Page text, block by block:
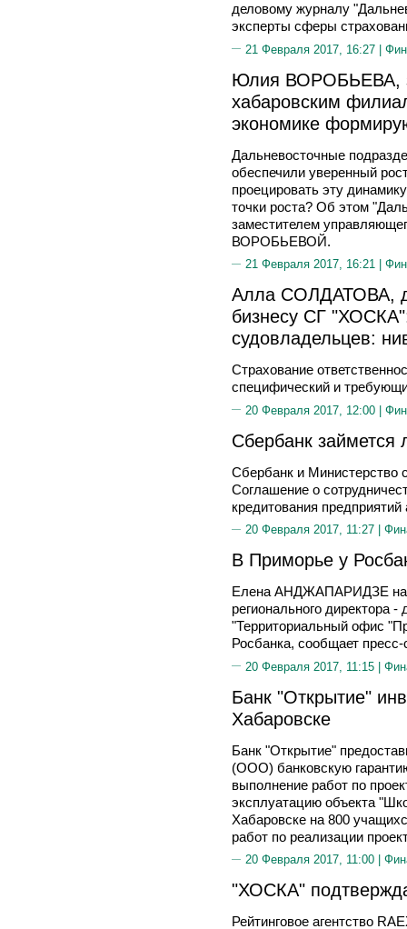
деловому журналу
эксперты сферы
21 Февраля 2017, 16:27 |
Юлия ВОРОБЬЕВА,
хабаровским
экономике
Дальневосточные
обеспечили уверенный
проецировать эту
точки роста? Об этом
заместителем
ВОРОБЬЕВОЙ.
21 Февраля 2017, 16:21 |
Алла СОЛДАТОВА,
бизнесу СГ
судовладельцев:
Страхование
специфический и
20 Февраля 2017, 12:00 |
Сбербанк займется
Сбербанк и Министерство
Соглашение о
кредитования
20 Февраля 2017, 11:27 |
В Приморье у
Елена АНДЖАПАРИДЗЕ
регионального директора
"Территориальный офис
Росбанка, сообщает
20 Февраля 2017, 11:15 |
Банк "Открытие"
Хабаровске
Банк "Открытие"
(ООО) банковскую
выполнение работ по
эксплуатацию объекта
Хабаровске на 800
работ по реализации
20 Февраля 2017, 11:00 |
"ХОСКА"
Рейтинговое агентство